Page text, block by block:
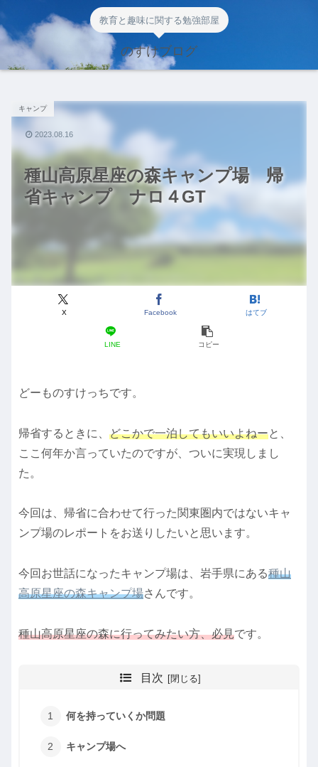
教育と趣味に関する勉強部屋
のすけブログ
種山高原星座の森キャンプ場 帰
省キャンプ ナロ４GT
キャンプ
X Facebook はてブ
LINE コピー
2023.08.16
どーものすけっちです。
帰省するときに、 どこかで一泊してもいいよねーと、
ここ何年か言っていたのですが、ついに実現しまし
た。
今回は、帰省に合わせて行った関東圏内ではないキャ
ンプ場のレポートをお送りしたいと思います。
今回お世話になったキャンプ場は、岩手県にある種山
高原星座の森キャンプ場さんです。
種山高原星座の森に行ってみたい方、必見です。
目次
何を持っていくか問題
キャンプ場へ